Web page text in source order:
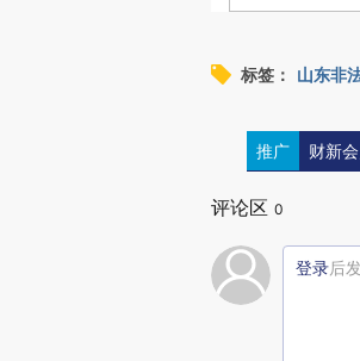
标签： 山东非
推广 财新
评论区 0
登录后